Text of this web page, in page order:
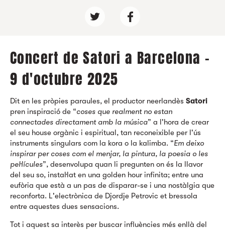
Concert de Satori a Barcelona -
9 d'octubre 2025
Dit en les pròpies paraules, el productor neerlandès Satori
pren inspiració de “coses que realment no estan
connectades directament amb la música” a l'hora de crear
el seu house orgànic i espiritual, tan reconeixible per l'ús
instruments singulars com la kora o la kalimba. “Em deixo
inspirar per coses com el menjar, la pintura, la poesia o les
pel·lícules”, desenvolupa quan li pregunten on és la llavor
del seu so, instal·lat en una golden hour infinita; entre una
eufòria que està a un pas de disparar-se i una nostàlgia que
reconforta. L'electrònica de Djordje Petrovic et bressola
entre aquestes dues sensacions.
Tot i aquest sa interès per buscar influències més enllà del